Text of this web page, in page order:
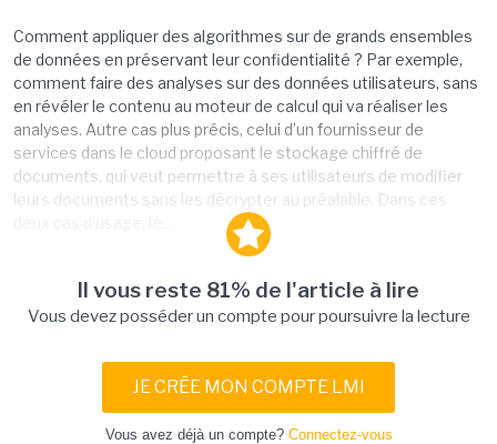
Comment appliquer des algorithmes sur de grands ensembles
de données en préservant leur confidentialité ? Par exemple,
comment faire des analyses sur des données utilisateurs, sans
en révéler le contenu au moteur de calcul qui va réaliser les
analyses. Autre cas plus précis, celui d’un fournisseur de
services dans le cloud proposant le stockage chiffré de
documents, qui veut permettre à ses utilisateurs de modifier
leurs documents sans les décrypter au préalable. Dans ces
Il vous reste 81% de l'article à lire
Vous devez posséder un compte pour poursuivre la lecture
JE CRÉE MON COMPTE LMI
Vous avez déjà un compte? Connectez-vous